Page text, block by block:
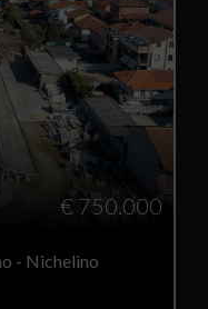
€ 750.000
- Nichelino